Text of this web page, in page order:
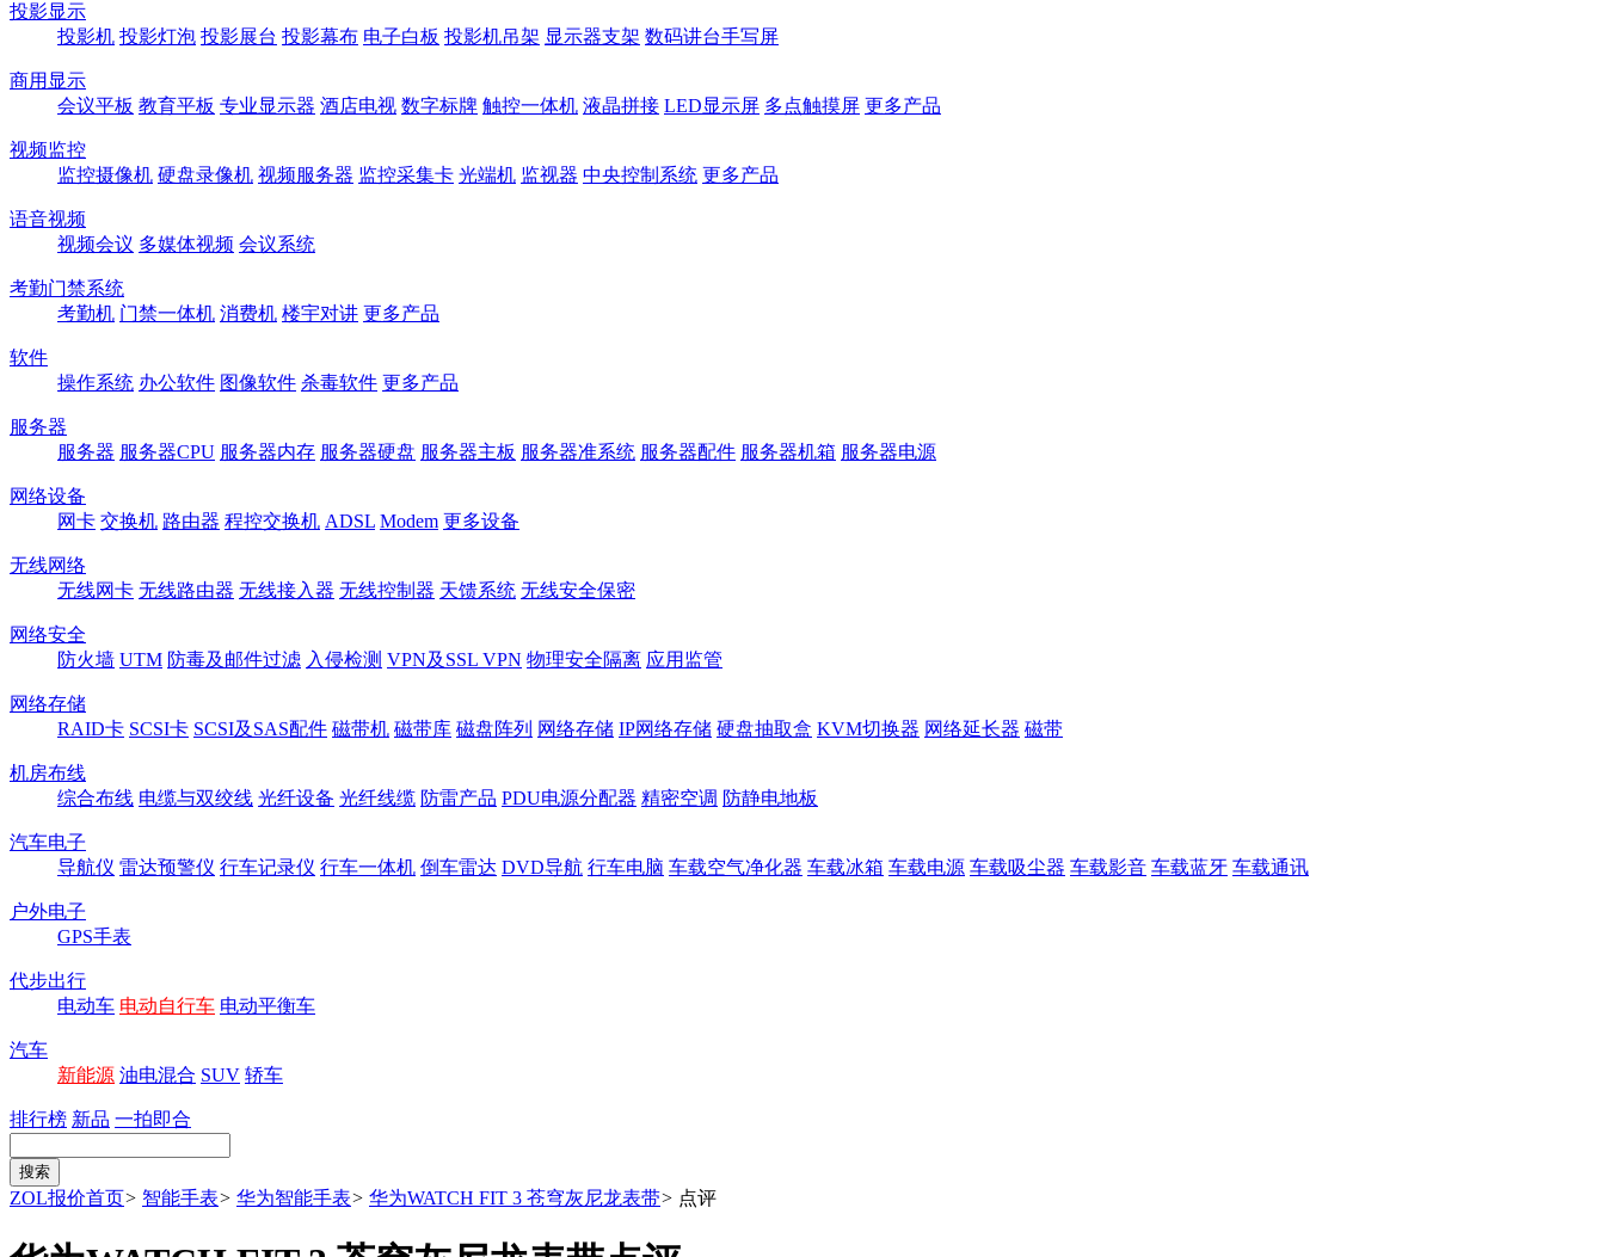
投影显示
投影机 投影灯泡 投影展台 投影幕布 电子白板 投影机吊架 显示器支架 数码讲台手写屏
商用显示
会议平板 教育平板 专业显示器 酒店电视 数字标牌 触控一体机 液晶拼接 LED显示屏 多点触摸屏 更多产品
视频监控
监控摄像机 硬盘录像机 视频服务器 监控采集卡 光端机 监视器 中央控制系统 更多产品
语音视频
视频会议 多媒体视频 会议系统
考勤门禁系统
考勤机 门禁一体机 消费机 楼宇对讲 更多产品
软件
操作系统 办公软件 图像软件 杀毒软件 更多产品
服务器
服务器 服务器CPU 服务器内存 服务器硬盘 服务器主板 服务器准系统 服务器配件 服务器机箱 服务器电源
网络设备
网卡 交换机 路由器 程控交换机 ADSL Modem 更多设备
无线网络
无线网卡 无线路由器 无线接入器 无线控制器 天馈系统 无线安全保密
网络安全
防火墙 UTM 防毒及邮件过滤 入侵检测 VPN及SSL VPN 物理安全隔离 应用监管
网络存储
RAID卡 SCSI卡 SCSI及SAS配件 磁带机 磁带库 磁盘阵列 网络存储 IP网络存储 硬盘抽取盒 KVM切换器 网络延长器 磁带
机房布线
综合布线 电缆与双绞线 光纤设备 光纤线缆 防雷产品 PDU电源分配器 精密空调 防静电地板
汽车电子
导航仪 雷达预警仪 行车记录仪 行车一体机 倒车雷达 DVD导航 行车电脑 车载空气净化器 车载冰箱 车载电源 车载吸尘器 车载影音 车载蓝牙 车载通讯
户外电子
GPS手表
代步出行
电动车 电动自行车 电动平衡车
汽车
新能源 油电混合 SUV 轿车
排行榜 新品 一拍即合
ZOL报价首页> 智能手表> 华为智能手表> 华为WATCH FIT 3 苍穹灰尼龙表带> 点评